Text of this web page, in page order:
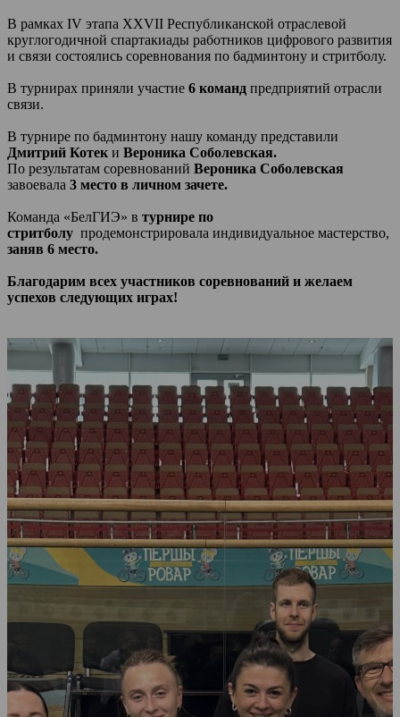
В рамках IV этапа XXVII Республиканской отраслевой
круглогодичной спартакиады работников цифрового развития
и связи состоялись соревнования по бадминтону и стритболу.
В турнирах приняли участие 6 команд предприятий отрасли
связи.
В турнире по бадминтону нашу команду представили
Дмитрий Котек и Вероника Соболевская.
По результатам соревнований Вероника Соболевская
завоевала 3 место в личном зачете.
Команда «БелГИЭ» в турнире по
стритболу продемонстрировала индивидуальное мастерство,
заняв 6 место.
Благодарим всех участников соревнований и желаем
успехов следующих играх!